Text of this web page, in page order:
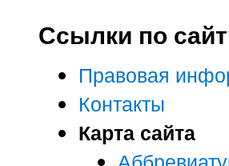
Ссылки по
Правовая
Контакты
Карта сайта